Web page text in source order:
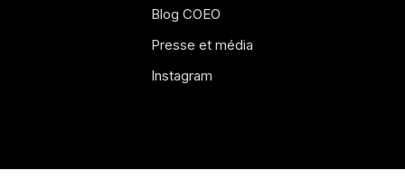
Blog COEO
Presse et média
Instagram